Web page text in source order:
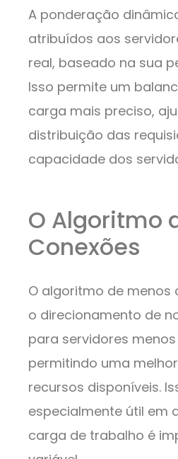
A ponderação
atribuídos aos
real, baseado na sua
Isso permite um
carga mais preciso,
distribuição das
capacidade dos
O Algoritmo
Conexões
O algoritmo de menos
o direcionamento de
para servidores
permitindo uma
recursos disponíveis.
especialmente útil em
carga de trabalho é